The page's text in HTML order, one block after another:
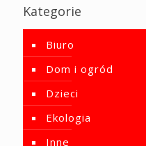
Kategorie
Biuro
Dom i ogród
Dzieci
Ekologia
Inne